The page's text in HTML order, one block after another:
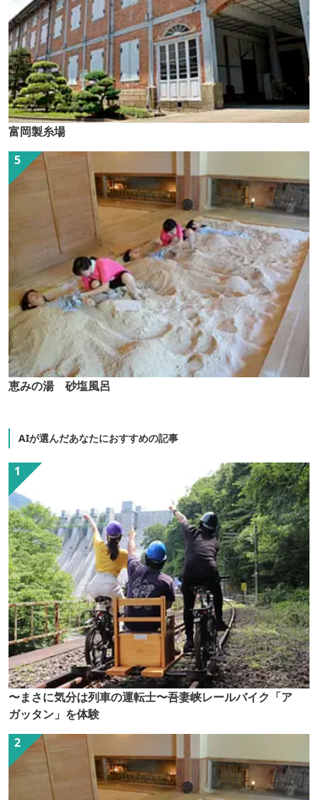
富岡製糸場
恵みの湯 砂塩風呂
AIが選んだあなたにおすすめの記事
〜まさに気分は列車の運転士〜吾妻峡レールバイク「ア
ガッタン」を体験